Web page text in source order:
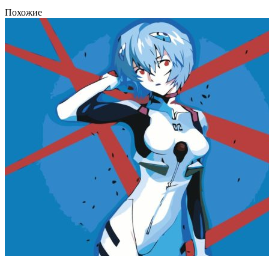
Похожие